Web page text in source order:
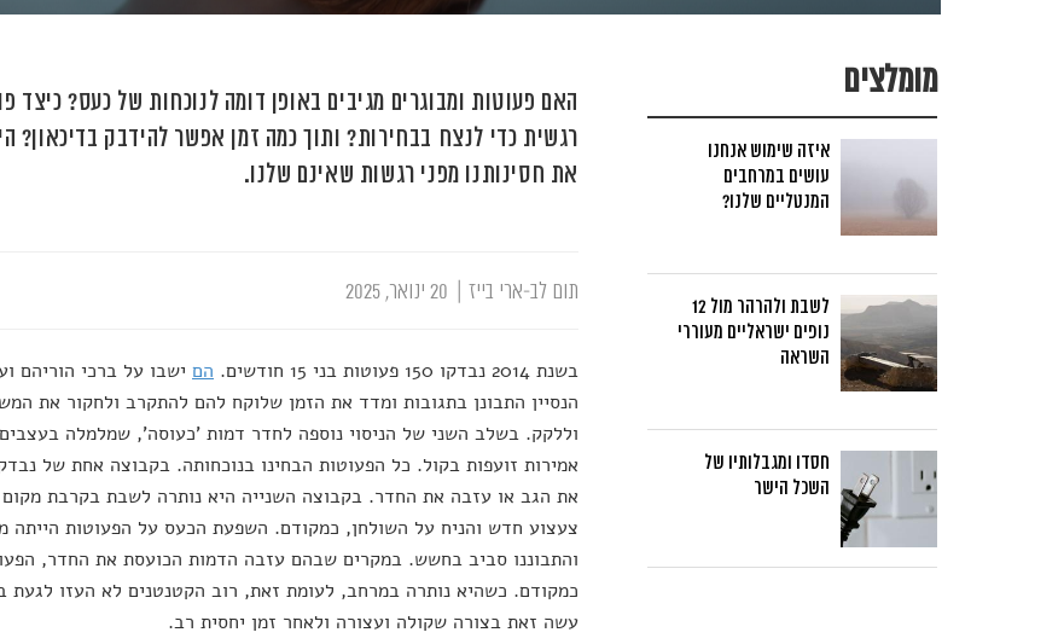
האם פעוטות ומבוגרים מגיבים באופן דומה לנוכחות של כעס? כיצד
רגשית כדי לנצח בבחירות? ותוך כמה זמן אפשר להידבק בדיכאון?
את חסינותנו מפני רגשות שאינם שלנו.
תום לב-ארי בייז
בשנת 2014 נבדקו 150 פעוטות בני 15 חודשים. הם ישבו על ברכי הוריהם
הנסיין התבונן בתגובות ומדד את הזמן שלוקח להם להתקרב ולחקור את
וללקק. בשלב השני של הניסוי נוספה לחדר דמות 'כעוסה', שמלמלה
אמירות זועפות בקול. כל הפעוטות הבחינו בנוכחותה. בקבוצה אחת של
את הגב או עזבה את החדר. בקבוצה השנייה היא נותרה לשבת בקרבת מקום
צעצוע חדש והניח על השולחן, כמקודם. השפעת הכעס על הפעוטות הייתה
והתבוננו סביב בחשש. במקרים שבהם עזבה הדמות הכועסת את החדר,
כמקודם. כשהיא נותרה במרחב, לעומת זאת, רוב הקטנטנים לא העזו לגעת
עשה זאת בצורה שקולה ועצורה ולאחר זמן יחסית רב.
מומלצים
איזה שימוש אנחנו
עושים במרחבים
המנטליים שלנו?
לשבת ולהרהר מול 12
נופים ישראליים מעוררי
השראה
חסדו ומגבלותיו של
השכל הישר